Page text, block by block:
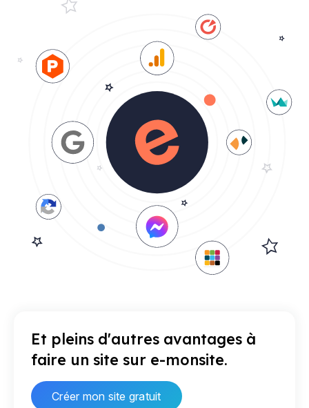
Et pleins d'autres avantages à
faire un site sur e-monsite.
Créer mon site gratuit